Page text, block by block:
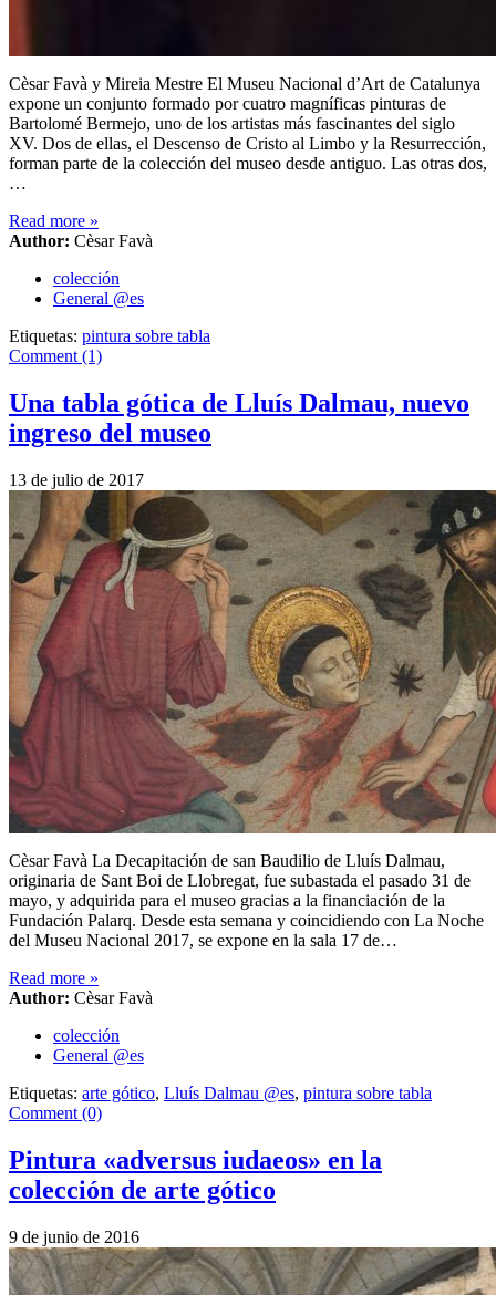
Cèsar Favà y Mireia Mestre El Museu Nacional d’Art de Catalunya
expone un conjunto formado por cuatro magníficas pinturas de
Bartolomé Bermejo, uno de los artistas más fascinantes del siglo
XV. Dos de ellas, el Descenso de Cristo al Limbo y la Resurrección,
forman parte de la colección del museo desde antiguo. Las otras dos,
…
Read more »
Author: Cèsar Favà
colección
General @es
Etiquetas: pintura sobre tabla
Comment (1)
Una tabla gótica de Lluís Dalmau, nuevo
ingreso del museo
13 de julio de 2017
Cèsar Favà La Decapitación de san Baudilio de Lluís Dalmau,
originaria de Sant Boi de Llobregat, fue subastada el pasado 31 de
mayo, y adquirida para el museo gracias a la financiación de la
Fundación Palarq. Desde esta semana y coincidiendo con La Noche
del Museu Nacional 2017, se expone en la sala 17 de…
Read more »
Author: Cèsar Favà
colección
General @es
Etiquetas: arte gótico, Lluís Dalmau @es, pintura sobre tabla
Comment (0)
Pintura «adversus iudaeos» en la
colección de arte gótico
9 de junio de 2016